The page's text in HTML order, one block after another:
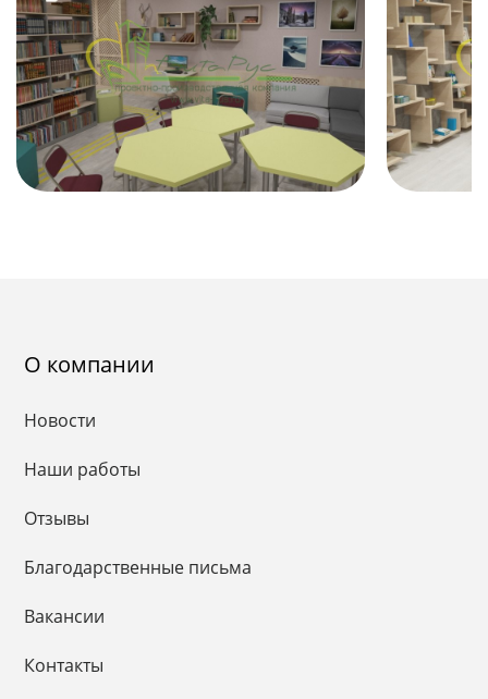
О компании
Новости
Наши работы
Отзывы
Благодарственные письма
Вакансии
Контакты